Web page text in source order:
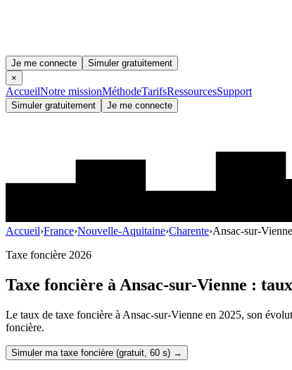
Je me connecte
Simuler gratuitement
×
AccueilNotre missionMéthodeTarifsRessourcesSupport
Simuler gratuitement Je me connecte
Accueil›France›Nouvelle-Aquitaine›Charente›Ansac-sur-Vienne
Taxe foncière 2026
Taxe foncière à Ansac-sur-Vienne :
Le taux de taxe foncière à Ansac-sur-Vienne en 2025, son
foncière.
Simuler ma taxe foncière (gratuit, 60 s) →